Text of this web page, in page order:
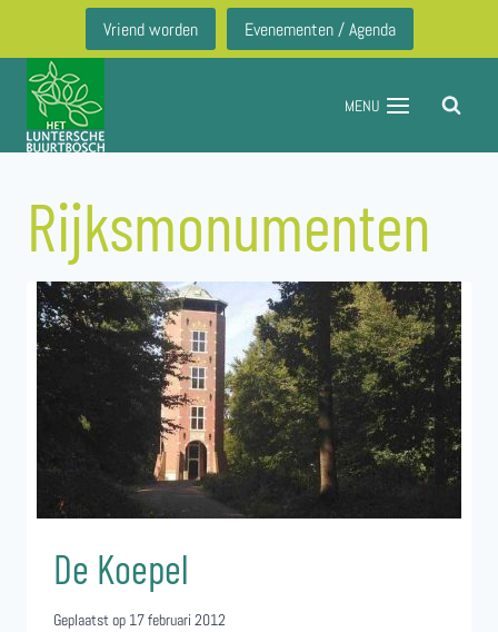
inhoud
Vriend worden Evenementen / Agenda
MENU
Rijksmonumenten
De Koepel
Geplaatst op 17 februari 2012